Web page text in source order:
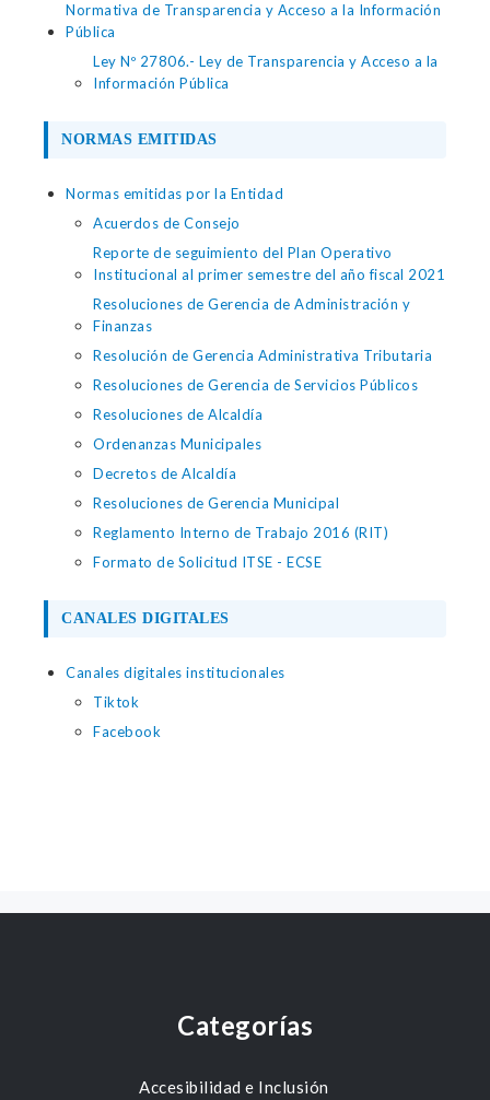
Normativa de Transparencia y Acceso a la Información
Pública
Ley Nº 27806.- Ley de Transparencia y Acceso a la
Información Pública
NORMAS EMITIDAS
Normas emitidas por la Entidad
Acuerdos de Consejo
Reporte de seguimiento del Plan Operativo
Institucional al primer semestre del año fiscal 2021
Resoluciones de Gerencia de Administración y
Finanzas
Resolución de Gerencia Administrativa Tributaria
Resoluciones de Gerencia de Servicios Públicos
Resoluciones de Alcaldía
Ordenanzas Municipales
Decretos de Alcaldía
Resoluciones de Gerencia Municipal
Reglamento Interno de Trabajo 2016 (RIT)
Formato de Solicitud ITSE - ECSE
CANALES DIGITALES
Canales digitales institucionales
Tiktok
Facebook
Categorías
Accesibilidad e Inclusión